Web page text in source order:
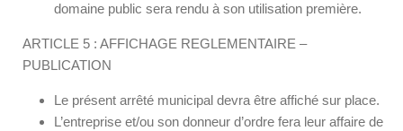
domaine public sera rendu à son utilisation première.
ARTICLE 5 : AFFICHAGE REGLEMENTAIRE –
PUBLICATION
Le présent arrêté municipal devra être affiché sur place.
L’entreprise et/ou son donneur d’ordre fera leur affaire de